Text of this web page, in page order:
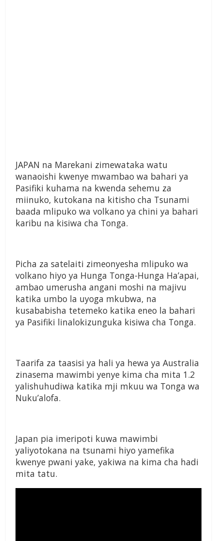
JAPAN na Marekani zimewataka watu
wanaoishi kwenye mwambao wa bahari ya
Pasifiki kuhama na kwenda sehemu za
miinuko, kutokana na kitisho cha Tsunami
baada mlipuko wa volkano ya chini ya bahari
karibu na kisiwa cha Tonga.
Picha za satelaiti zimeonyesha mlipuko wa
volkano hiyo ya Hunga Tonga-Hunga Ha’apai,
ambao umerusha angani moshi na majivu
katika umbo la uyoga mkubwa, na
kusababisha tetemeko katika eneo la bahari
ya Pasifiki linalokizunguka kisiwa cha Tonga.
Taarifa za taasisi ya hali ya hewa ya Australia
zinasema mawimbi yenye kima cha mita 1.2
yalishuhudiwa katika mji mkuu wa Tonga wa
Nuku’alofa.
Japan pia imeripoti kuwa mawimbi
yaliyotokana na tsunami hiyo yamefika
kwenye pwani yake, yakiwa na kima cha hadi
mita tatu.